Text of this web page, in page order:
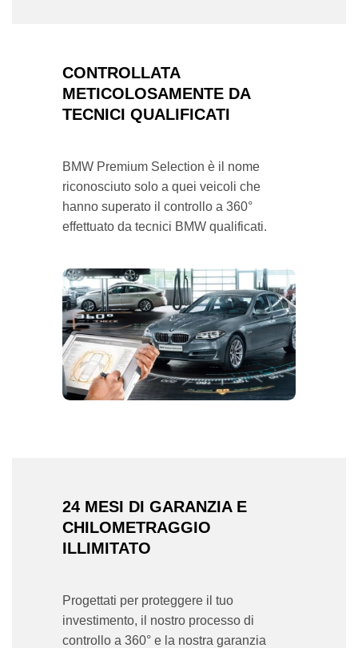
CONTROLLATA
METICOLOSAMENTE DA
TECNICI QUALIFICATI
BMW Premium Selection è il nome
riconosciuto solo a quei veicoli che
hanno superato il controllo a 360°
effettuato da tecnici BMW qualificati.
24 MESI DI GARANZIA E
CHILOMETRAGGIO
ILLIMITATO
Progettati per proteggere il tuo
investimento, il nostro processo di
controllo a 360° e la nostra garanzia